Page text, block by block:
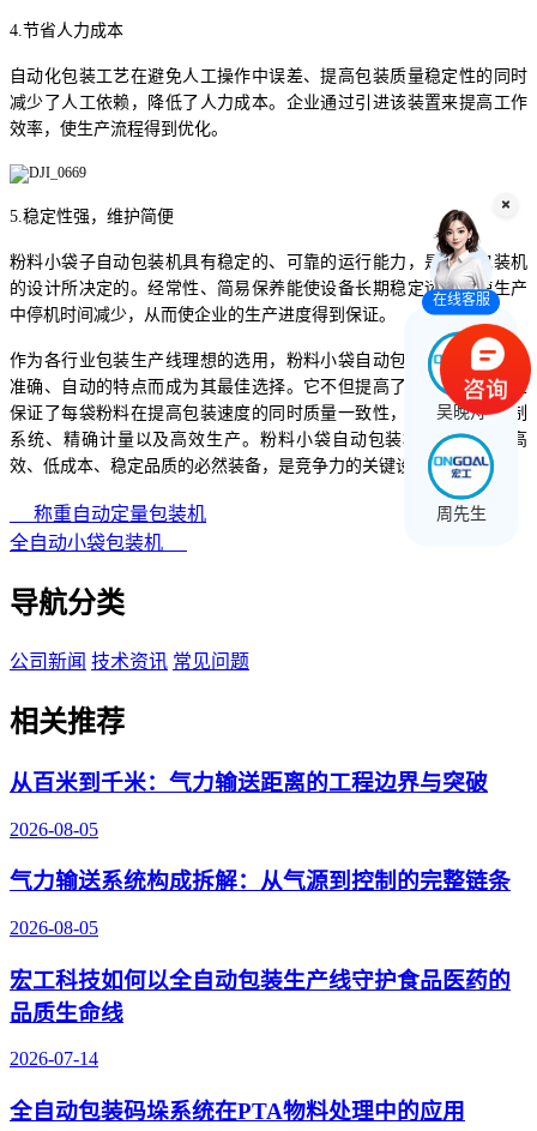
4.节省人力成本
自动化包装工艺在避免人工操作中误差、提高包装质量稳定性的同时
减少了人工依赖，降低了人力成本。企业通过引进该装置来提高工作
效率，使生产流程得到优化。
5.稳定性强，维护简便
粉料小袋子自动包装机具有稳定的、可靠的运行能力，是自动包装机
的设计所决定的。经常性、简易保养能使设备长期稳定运行，使生产
中停机时间减少，从而使企业的生产进度得到保证。
作为各行业包装生产线理想的选用，粉料小袋自动包装机因其高效、
准确、自动的特点而成为其最佳选择。它不但提高了包装速度，而且
保证了每袋粉料在提高包装速度的同时质量一致性，通过智能化控制
系统、精确计量以及高效生产。粉料小袋自动包装机是企业追求高
效、低成本、稳定品质的必然装备，是竞争力的关键设备。
称重自动定量包装机
全自动小袋包装机
导航分类
公司新闻 技术资讯 常见问题
相关推荐
从百米到千米：气力输送距离的工程边界与突破
2026-08-05
气力输送系统构成拆解：从气源到控制的完整链条
2026-08-05
宏工科技如何以全自动包装生产线守护食品医药的
品质生命线
2026-07-14
全自动包装码垛系统在PTA物料处理中的应用
在线客服
吴晚舟
周先生